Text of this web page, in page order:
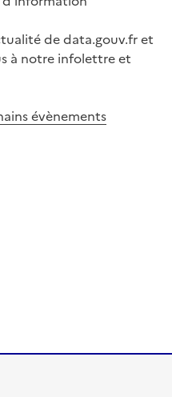
de data.gouv.fr et
à notre infolettre et
évènements